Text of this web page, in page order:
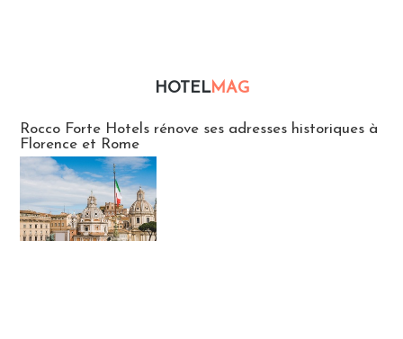
HOTELMAG
Rocco Forte Hotels rénove ses adresses historiques à
Florence et Rome